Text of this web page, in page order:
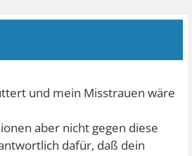
und mein Misstrauen wäre
aber nicht gegen diese
dafür, daß dein